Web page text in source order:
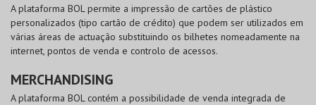
A plataforma BOL permite a impressão de cartões de plástico
personalizados (tipo cartão de crédito) que podem ser utilizados em
várias áreas de actuação substituindo os bilhetes nomeadamente na
internet, pontos de venda e controlo de acessos.
MERCHANDISING
A plataforma BOL contém a possibilidade de venda integrada de